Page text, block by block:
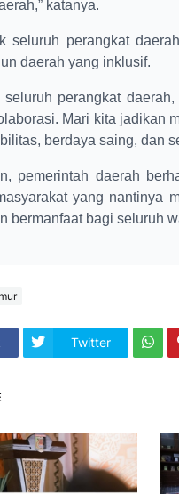
katanya.
seluruh perangkat
daerah yang inklusif.
seluruh perangkat
Mari kita jadikan
berdaya saing, dan
pemerintah daerah
yang nantinya
bermanfaat bagi seluruh
Twitter